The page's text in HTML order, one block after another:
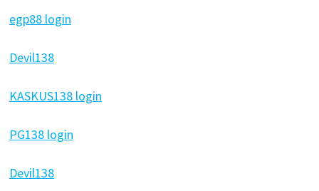
egp88 login
Devil138
KASKUS138 login
PG138 login
Devil138